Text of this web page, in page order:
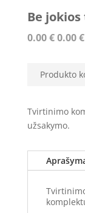
Be
0.00€0.00€
Produkto
Tvirtinimo
užsakymo.